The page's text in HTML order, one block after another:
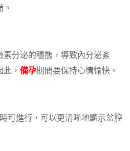
分泌的穩態，導致內分泌紊
， 備孕期間要保持心情愉快。
可進行，可以更清晰地顯示盆腔